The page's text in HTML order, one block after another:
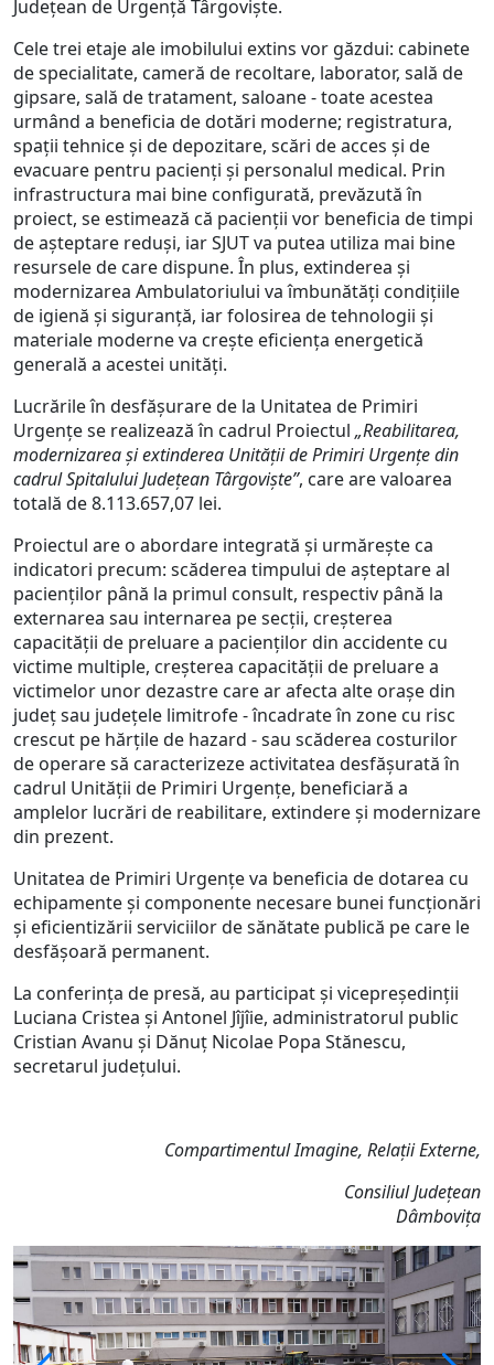
Județean de Urgență Târgoviște.
Cele trei etaje ale imobilului extins vor găzdui: cabinete
de specialitate, cameră de recoltare, laborator, sală de
gipsare, sală de tratament, saloane - toate acestea
urmând a beneficia de dotări moderne; registratura,
spații tehnice și de depozitare, scări de acces și de
evacuare pentru pacienți și personalul medical. Prin
infrastructura mai bine configurată, prevăzută în
proiect, se estimează că pacienții vor beneficia de timpi
de așteptare reduși, iar SJUT va putea utiliza mai bine
resursele de care dispune. În plus, extinderea și
modernizarea Ambulatoriului va îmbunătăți condițiile
de igienă și siguranță, iar folosirea de tehnologii și
materiale moderne va crește eficiența energetică
generală a acestei unități.
Lucrările în desfășurare de la Unitatea de Primiri
Urgențe se realizează în cadrul Proiectul „Reabilitarea,
modernizarea și extinderea Unității de Primiri Urgențe din
cadrul Spitalului Județean Târgoviște”, care are valoarea
totală de 8.113.657,07 lei.
Proiectul are o abordare integrată și urmărește ca
indicatori precum: scăderea timpului de așteptare al
pacienților până la primul consult, respectiv până la
externarea sau internarea pe secții, creșterea
capacității de preluare a pacienților din accidente cu
victime multiple, creșterea capacității de preluare a
victimelor unor dezastre care ar afecta alte orașe din
județ sau județele limitrofe - încadrate în zone cu risc
crescut pe hărțile de hazard - sau scăderea costurilor
de operare să caracterizeze activitatea desfășurată în
cadrul Unității de Primiri Urgențe, beneficiară a
amplelor lucrări de reabilitare, extindere și modernizare
din prezent.
Unitatea de Primiri Urgențe va beneficia de dotarea cu
echipamente și componente necesare bunei funcționări
și eficientizării serviciilor de sănătate publică pe care le
desfășoară permanent.
La conferința de presă, au participat și vicepreședinții
Luciana Cristea și Antonel Jîjîie, administratorul public
Cristian Avanu și Dănuț Nicolae Popa Stănescu,
secretarul județului.
Compartimentul Imagine, Relații Externe,
Consiliul Județean
Dâmbovița